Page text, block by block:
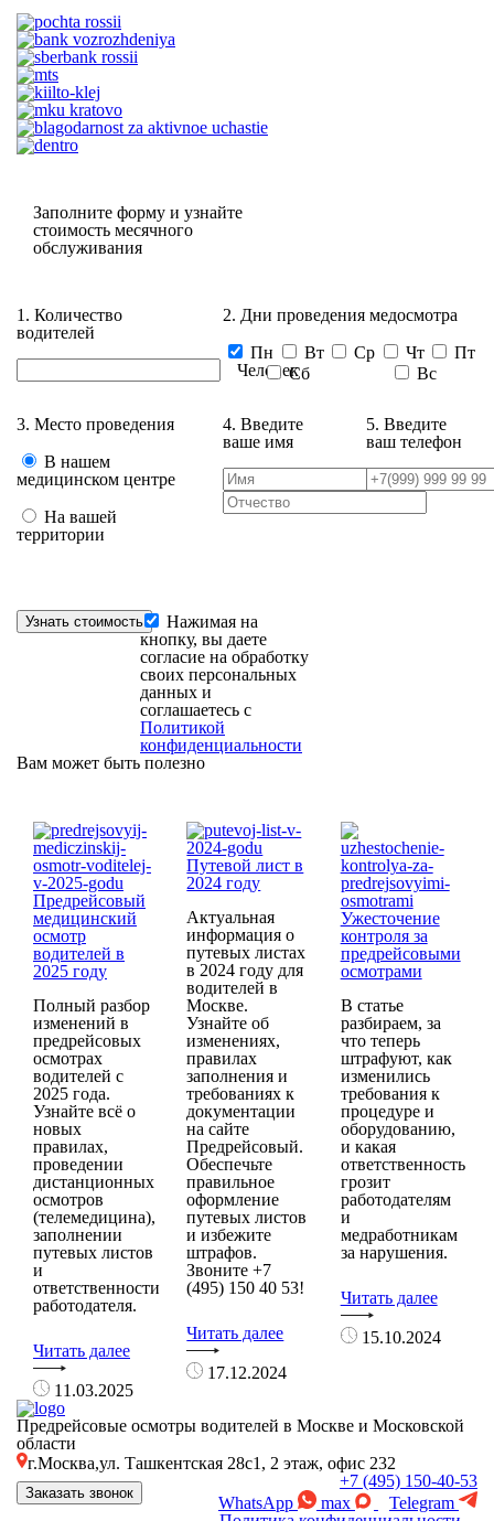
Заполните форму и узнайте
стоимость месячного
обслуживания
1. Количество
водителей
Человек
2. Дни проведения медосмотра
Пн
Вт Ср Чт
Пт
Сб
Вс
3. Место проведения
В нашем
медицинском центре
На вашей
территории
4. Введите
ваше имя
5. Введите
ваш телефон
Нажимая на
кнопку, вы даете
согласие на обработку
своих персональных
данных и
соглашаетесь с
Политикой
конфиденциальности
Вам может быть полезно
Предрейсовый
медицинский
осмотр
водителей в
2025 году
Полный разбор
изменений в
предрейсовых
осмотрах
водителей с
2025 года.
Узнайте всё о
новых
правилах,
проведении
дистанционных
осмотров
(телемедицина),
заполнении
путевых листов
и
ответственности
работодателя.
Читать далее
11.03.2025
Путевой лист в
2024 году
Актуальная
информация о
путевых листах
в 2024 году для
водителей в
Москве.
Узнайте об
изменениях,
правилах
заполнения и
требованиях к
документации
на сайте
Предрейсовый.
Обеспечьте
правильное
оформление
путевых листов
и избежите
штрафов.
Звоните +7
(495) 150 40 53!
Читать далее
17.12.2024
Ужесточение
контроля за
предрейсовыми
осмотрами
В статье
разбираем, за
что теперь
штрафуют, как
изменились
требования к
процедуре и
оборудованию,
и какая
ответственность
грозит
работодателям
и
медработникам
за нарушения.
Читать далее
15.10.2024
Предрейсовые осмотры водителей в Москве и Московской
области
г.Москва,ул. Ташкентская 28с1, 2 этаж, офис 232
Заказать звонок
+7 (495) 150-40-53
WhatsApp
max
Telegram